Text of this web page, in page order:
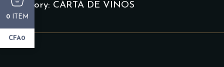
Category: CARTA DE VINOS
0 ITEM
CFA0